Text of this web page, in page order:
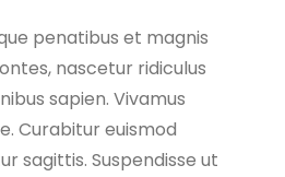
penatibus et magnis
nascetur ridiculus
sapien. Vivamus
Curabitur euismod
sagittis. Suspendisse ut